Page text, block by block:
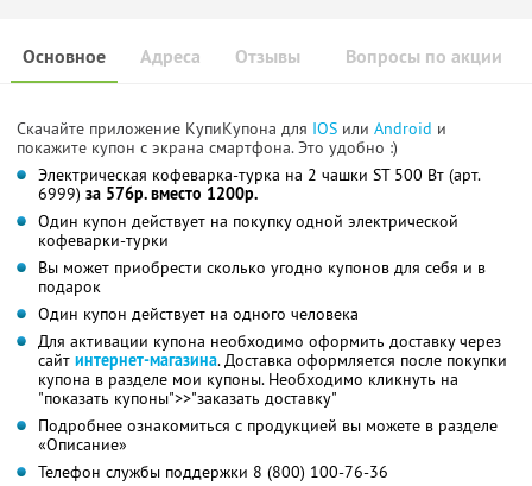
Основное Отзывы Вопросы по акции
Адреса
Скачайте приложение КупиКупона для IOS или Android и
покажите купон с экрана смартфона. Это удобно :)
Электрическая кофеварка-турка на 2 чашки ST 500 Вт (арт.
6999) за 576р. вместо 1200р.
Один купон действует на покупку одной электрической
кофеварки-турки
Вы может приобрести сколько угодно купонов для себя и в
подарок
Один купон действует на одного человека
Для активации купона необходимо оформить доставку через
сайт интернет-магазина. Доставка оформляется после покупки
купона в разделе мои купоны. Необходимо кликнуть на
"показать купоны">>"заказать доставку"
Подробнее ознакомиться с продукцией вы можете в разделе
«Описание»
Телефон службы поддержки 8 (800) 100-76-36